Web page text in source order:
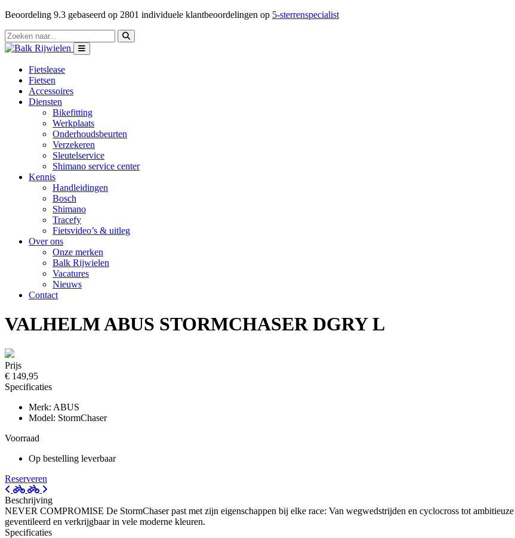
Beoordeling 9.3 gebaseerd op 2801 individuele klantbeoordelingen op 5-sterrenspecialist
Fietslease
Fietsen
Accessoires
Diensten
Bikefitting
Werkplaats
Onderhoudsbeurten
Verzekeren
Sleutelservice
Shimano service center
Kennis
Handleidingen
Bosch
Shimano
Tracefy
Fietsvideo’s & uitleg
Over ons
Onze merken
Balk Rijwielen
Vacatures
Nieuws
Contact
VALHELM ABUS STORMCHASER DGRY L
Prijs
€ 149,95
Specificaties
Merk: ABUS
Model: StormChaser
Voorraad
Op bestelling leverbaar
Reserveren
Beschrijving
NEVER COMPROMISE De StormChaser past met zijn eigenschappen bij elke race: Van wegwedstrijden en cyclocross tot
geventileerd en verkrijgbaar in vele moderne kleuren.
Specificaties